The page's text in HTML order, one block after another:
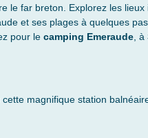
le far breton. Explorez les
et ses plages à quelques
pour le camping Emeraude , à
magnifique station